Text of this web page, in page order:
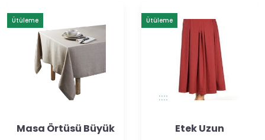
Ütüleme
Masa Örtüsü Büyük
Ütüleme
Etek Uzun